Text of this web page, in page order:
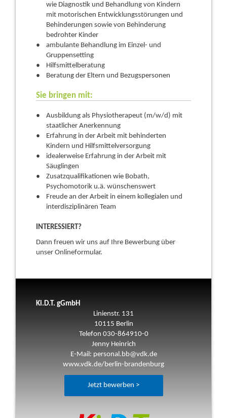
wie Diagnostik und Behandlung von Kindern
mit motorischen Entwicklungsstörungen und
Behinderungen sowie von Behinderung
bedrohter Kinder
ambulante Behandlung im Einzel- und
Gruppensetting
Hilfsmittelberatung
Beratung der Eltern und Bezugspersonen
Sie bringen mit:
Ausbildung als Physiotherapeut (m/w/d) mit
staatlicher Anerkennung
Erfahrung in der Arbeit mit behinderten
Kindern und Hilfsmittelversorgung
idealerweise Erfahrung in der Arbeit mit
Säuglingen
Zusatzqualifikationen wie Bobath,
Psychomotorik u.ä. wünschenswert
Freude an der Arbeit in einem kollegialen und
interdisziplinären Team
INTERESSIERT?
Dann freuen wir uns auf Ihre Bewerbung über
unser Onlineformular.
Ki.D.T. gGmbH
Linienstr. 131
10115 Berlin
Telefon 030-864910-0
Jenny Heinrich
E-Mail: personal.bb@vdk.de
www.vdk.de/berlin-brandenburg
Jetzt bewerben >